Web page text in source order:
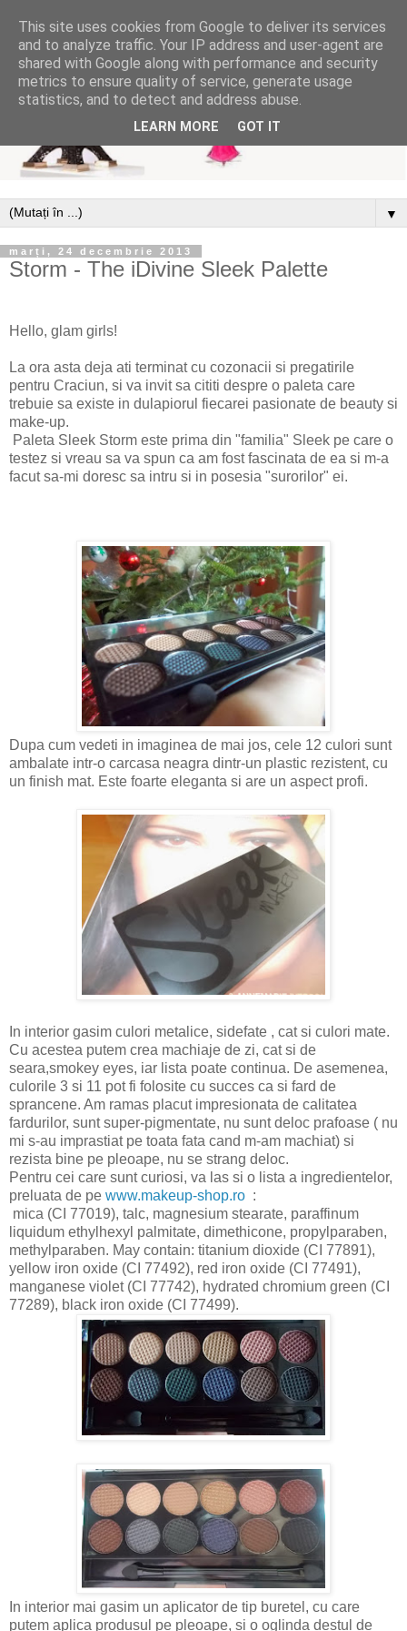
▼
marți, 24 decembrie 2013
Storm - The iDivine Sleek Palette
Hello, glam girls!
La ora asta deja ati terminat cu cozonacii si pregatirile
pentru Craciun, si va invit sa cititi despre o paleta care
trebuie sa existe in dulapiorul fiecarei pasionate de beauty si
make-up.
Paleta Sleek Storm este prima din "familia" Sleek pe care o
testez si vreau sa va spun ca am fost fascinata de ea si m-a
facut sa-mi doresc sa intru si in posesia "surorilor" ei.
Dupa cum vedeti in imaginea de mai jos, cele 12 culori sunt
ambalate intr-o carcasa neagra dintr-un plastic rezistent, cu
un finish mat. Este foarte eleganta si are un aspect profi.
In interior gasim culori metalice, sidefate , cat si culori mate.
Cu acestea putem crea machiaje de zi, cat si de
seara,smokey eyes, iar lista poate continua. De asemenea,
culorile 3 si 11 pot fi folosite cu succes ca si fard de
sprancene. Am ramas placut impresionata de calitatea
fardurilor, sunt super-pigmentate, nu sunt deloc prafoase ( nu
mi s-au imprastiat pe toata fata cand m-am machiat) si
rezista bine pe pleoape, nu se strang deloc.
Pentru cei care sunt curiosi, va las si o lista a ingredientelor,
preluata de pe www.makeup-shop.ro :
mica (CI 77019), talc, magnesium stearate, paraffinum
liquidum ethylhexyl palmitate, dimethicone, propylparaben,
methylparaben. May contain: titanium dioxide (CI 77891),
yellow iron oxide (CI 77492), red iron oxide (CI 77491),
manganese violet (CI 77742), hydrated chromium green (CI
77289), black iron oxide (CI 77499).
In interior mai gasim un aplicator de tip buretel, cu care
putem aplica produsul pe pleoape, si o oglinda destul de
This site uses cookies from Google to deliver its services
and to analyze traffic. Your IP address and user-agent are
shared with Google along with performance and security
metrics to ensure quality of service, generate usage
statistics, and to detect and address abuse.
LEARN MORE GOT IT